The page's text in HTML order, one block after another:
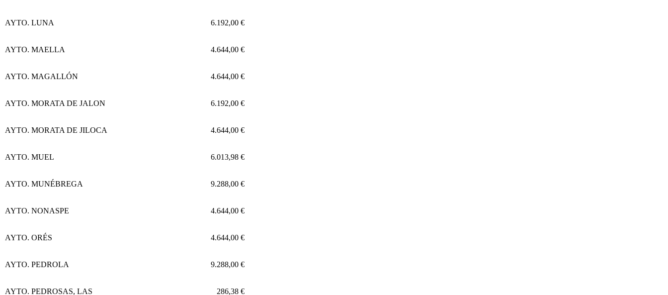
AYTO. LUNA 6.192,00 €
AYTO. MAELLA 4.644,00 €
AYTO. MAGALLÓN 4.644,00 €
AYTO. MORATA DE JALON 6.192,00 €
AYTO. MORATA DE JILOCA 4.644,00 €
AYTO. MUEL 6.013,98 €
AYTO. MUNÉBREGA 9.288,00 €
AYTO. NONASPE 4.644,00 €
AYTO. ORÉS 4.644,00 €
AYTO. PEDROLA 9.288,00 €
AYTO. PEDROSAS, LAS 286,38 €